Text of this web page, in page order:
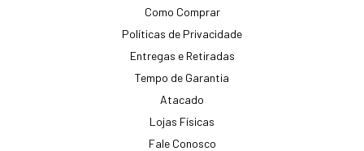
Como Comprar
Políticas de Privacidade
Entregas e Retiradas
Tempo de Garantia
Atacado
Lojas Físicas
Fale Conosco